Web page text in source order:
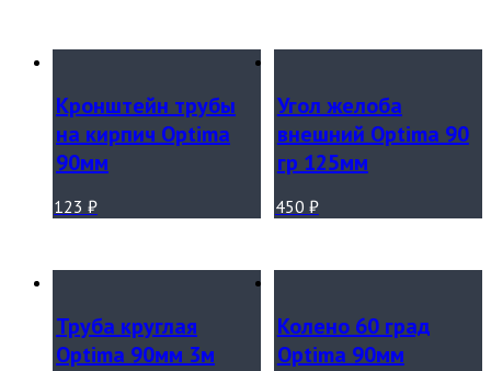
Кронштейн трубы
на кирпич Optima
90мм
123 ₽
Угол желоба
внешний Optima 90
гр 125мм
450 ₽
Труба круглая
Optima 90мм 3м
Колено 60 град
Optima 90мм